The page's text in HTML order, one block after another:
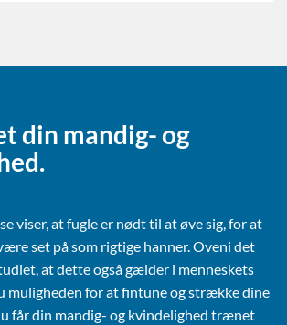
din mandig- og
viser, at fugle er nødt til at øve sig, for at
set på som rigtige hanner. Oveni det
at dette også gælder i menneskets
muligheden for at fintune og strække dine
får din mandig- og kvindelighed trænet